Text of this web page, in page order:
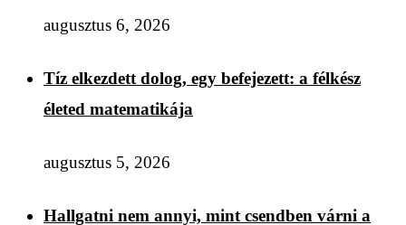
augusztus 6, 2026
Tíz elkezdett dolog, egy befejezett: a félkész
életed matematikája
augusztus 5, 2026
Hallgatni nem annyi, mint csendben várni a